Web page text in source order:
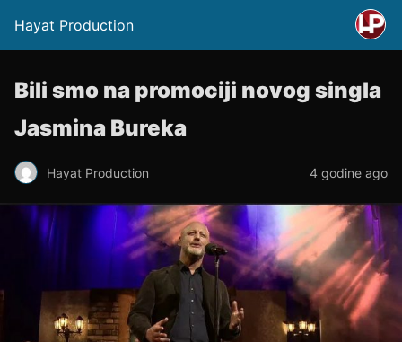
Hayat Production
Bili smo na promociji novog singla
Jasmina Bureka
Hayat Production 4 godine ago